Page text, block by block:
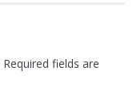
Required fields are